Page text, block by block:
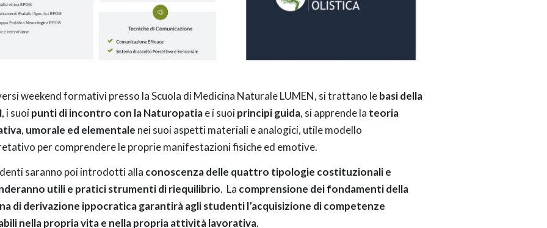
weekend formativi presso la Scuola di Medicina Naturale LUMEN, si trattano lebasi della
, i suoipunti di incontro con la Naturopatiae i suoiprincipi guida, si apprende la teoria
, umorale ed elementale nei suoi aspetti materiali e analogici, utile modello
per comprendere le proprie manifestazioni fisiche ed emotive.
saranno poi introdotti alla conoscenza delle quattro tipologie costituzionali e
utili e pratici strumenti di riequilibrio. La comprensione dei fondamenti della
di derivazione ippocratica garantirà agli studenti l’acquisizione di competenze
nella propria vita e nella propria attività lavorativa.